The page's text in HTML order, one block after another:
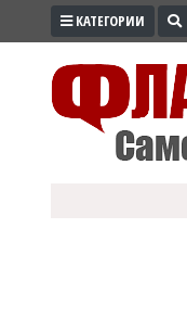
ПРОМО
КАТЕГОРИИ